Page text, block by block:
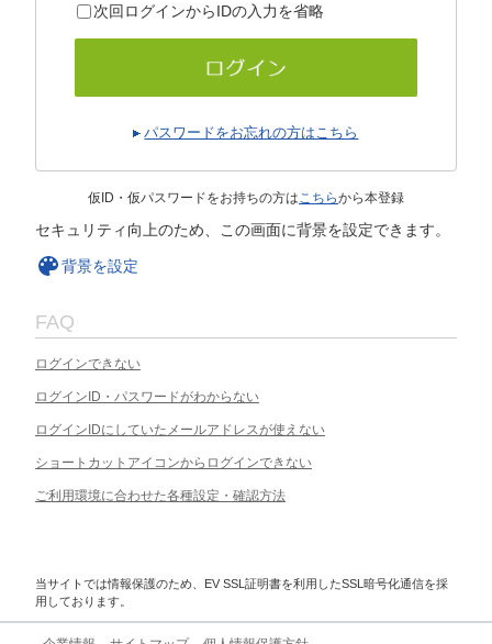
次回ログインからIDの入力を省略
パスワードをお忘れの方はこちら
仮ID・仮パスワードをお持ちの方はこちらから本登録
セキュリティ向上のため、この画面に背景を設定できます。
背景を設定
FAQ
ログインできない
ログインID・パスワードがわからない
ログインIDにしていたメールアドレスが使えない
ショートカットアイコンからログインできない
ご利用環境に合わせた各種設定・確認方法
当サイトでは情報保護のため、EV SSL証明書を利用したSSL暗号化通信を採
用しております。